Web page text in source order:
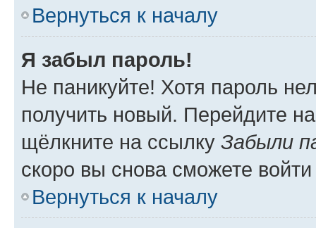
Вернуться к началу
Я забыл пароль!
Не паникуйте! Хотя пароль
получить новый. Перейдите
щёлкните на ссылку Забыли
скоро вы снова сможете
Вернуться к началу